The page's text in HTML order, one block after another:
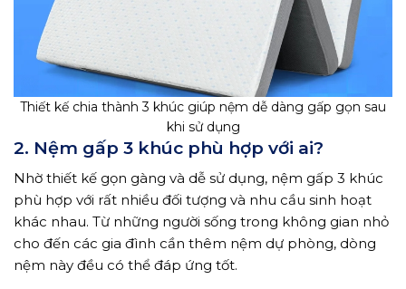
Thiết kế chia thành 3 khúc giúp nệm dễ dàng gấp gọn sau
khi sử dụng
2. Nệm gấp 3 khúc phù hợp với ai?
Nhờ thiết kế gọn gàng và dễ sử dụng, nệm gấp 3 khúc
phù hợp với rất nhiều đối tượng và nhu cầu sinh hoạt
khác nhau. Từ những người sống trong không gian nhỏ
cho đến các gia đình cần thêm nệm dự phòng, dòng
nệm này đều có thể đáp ứng tốt.